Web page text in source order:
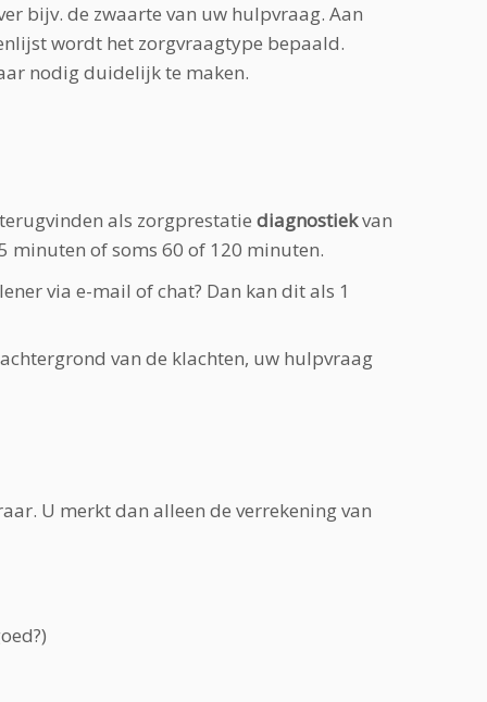
bijv. de zwaarte van uw hulpvraag. Aan
wordt het zorgvraagtype bepaald.
nodig duidelijk te maken.
als zorgprestatie diagnostiekvan
minuten of soms 60 of 120 minuten.
via e-mail of chat? Dan kan dit als 1
van de klachten, uw hulpvraag
U merkt dan alleen de verrekening van